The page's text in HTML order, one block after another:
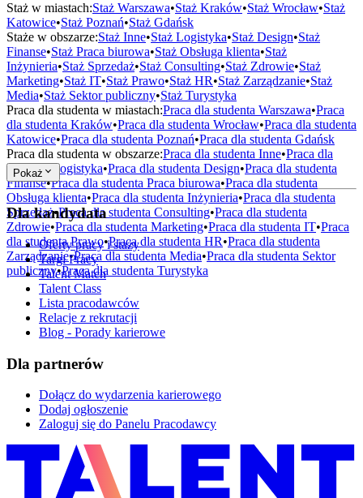
Staż w miastach:Staż Warszawa•Staż Kraków•Staż Wrocław•Staż
Katowice•Staż Poznań•Staż Gdańsk
Staże w obszarze:Staż Inne•Staż Logistyka•Staż Design•Staż
Finanse•Staż Praca biurowa•Staż Obsługa klienta•Staż
Inżynieria•Staż Sprzedaż•Staż Consulting•Staż Zdrowie•Staż
Marketing•Staż IT•Staż Prawo•Staż HR•Staż Zarządzanie•Staż
Media•Staż Sektor publiczny•Staż Turystyka
Praca dla studenta w miastach:Praca dla studenta Warszawa•Praca
dla studenta Kraków•Praca dla studenta Wrocław•Praca dla studenta
Katowice•Praca dla studenta Poznań•Praca dla studenta Gdańsk
Praca dla studenta w obszarze:Praca dla studenta Inne•Praca dla
studentaLogistyka•Praca dla studenta Design•Praca dla studenta
Finanse•Praca dla studenta Praca biurowa•Praca dla studenta
Obsługa klienta•Praca dla studenta Inżynieria•Praca dla studenta
Sprzedaż•Praca dla studenta Consulting•Praca dla studenta
Zdrowie•Praca dla studenta Marketing•Praca dla studenta IT•Praca
dla studentaPrawo•Praca dla studenta HR•Praca dla studenta
Zarządzanie•Praca dla studenta Media•Praca dla studenta Sektor
publiczny•Praca dla studenta Turystyka
Pokaż
Dla kandydata
Oferty pracy i staży
Targi Pracy
Talent Match
Talent Class
Lista pracodawców
Relacje z rekrutacji
Blog - Porady karierowe
Dla partnerów
Dołącz do wydarzenia karierowego
Dodaj ogłoszenie
Zaloguj się do Panelu Pracodawcy